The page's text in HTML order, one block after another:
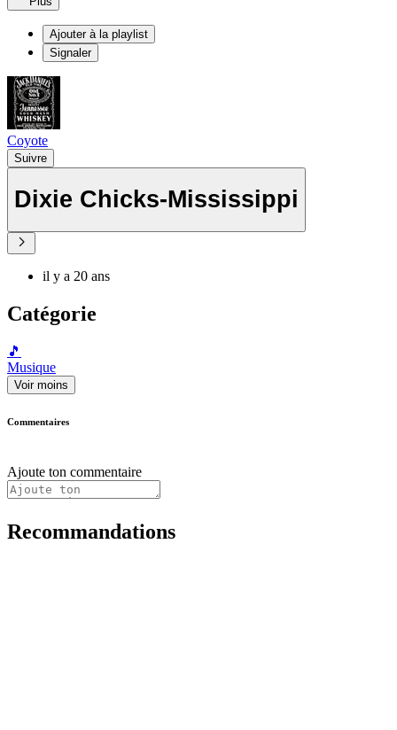
Ajouter à la playlist
Signaler
Coyote
Suivre
Dixie Chicks-Mississippi
il y a 20 ans
Catégorie
🎵
Musique
Voir moins
Commentaires
Ajoute ton commentaire
Recommandations